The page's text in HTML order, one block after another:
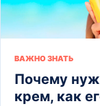
ВАЖНО ЗНАТЬ
Почему
крем, как